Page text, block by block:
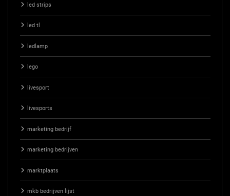
led strips
led tl
ledlamp
lego
livesport
livesports
marketing bedrijf
marketing bedrijven
marktplaats
mkb bedrijven lijst